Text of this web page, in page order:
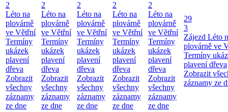
2
Léto na
plovárně
ve Větřní
Termíny
ukázek
plavení
dřeva
Zobrazit
všechny
záznamy
ze dne
2
Léto na
plovárně
ve Větřní
Termíny
ukázek
plavení
dřeva
Zobrazit
všechny
záznamy
ze dne
2
Léto na
plovárně
ve Větřní
Termíny
ukázek
plavení
dřeva
Zobrazit
všechny
záznamy
ze dne
2
Léto na
plovárně
ve Větřní
Termíny
ukázek
plavení
dřeva
Zobrazit
všechny
záznamy
ze dne
2
Léto na
plovárně
ve Větřní
Termíny
ukázek
plavení
dřeva
Zobrazit
všechny
záznamy
ze dne
29
3
Zájezd Léto
plovárně ve
Termíny
plavení dřeva
Zobrazit
záznamy ze